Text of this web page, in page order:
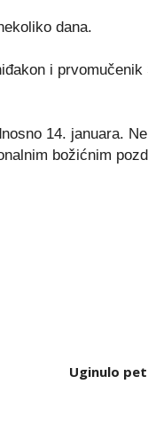
dana.
i prvomučenik
14. januara.
božićnim
Uginulo